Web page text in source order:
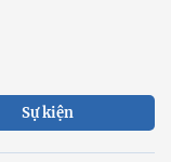
Sự kiện